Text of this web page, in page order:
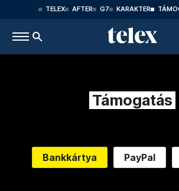
TELEX AFTER G7 KARAKTER
Támogatás
Bankkártya PayPal